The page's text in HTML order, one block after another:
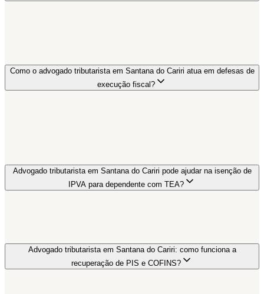
Como o advogado tributarista em Santana do Cariri atua em defesas de
execução fiscal?
Advogado tributarista em Santana do Cariri pode ajudar na isenção de
IPVA para dependente com TEA?
Advogado tributarista em Santana do Cariri: como funciona a
recuperação de PIS e COFINS?